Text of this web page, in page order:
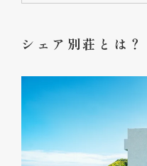
シェア別荘とは？